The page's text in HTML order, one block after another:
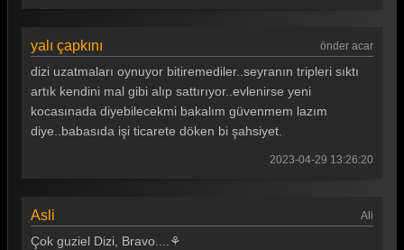
yalı çapkını önder acar
dizi uzatmaları oynuyor bitiremediler..seyranın tripleri sıktı
artık kendini mal gibi alıp sattırıyor..evlenirse yeni
kocasınada diyebilecekmi bakalım güvenmem lazım
diye..babasıda işi ticarete döken bi şahsiyet.
2023-04-29 13:26:20
Asli Ali
Çok guziel Dizi, Bravo....⚘